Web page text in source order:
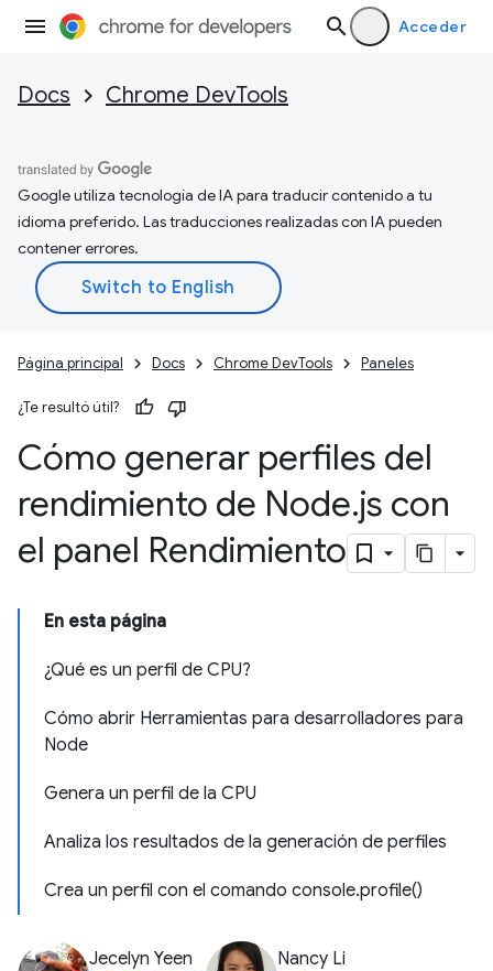
Acceder
Docs Chrome DevTools
Google utiliza tecnología de IA para traducir contenido a tu
idioma preferido. Las traducciones realizadas con IA pueden
contener errores.
Página principal Docs Chrome DevTools Paneles
¿Te resultó útil?
Cómo generar perfiles del
rendimiento de Node.js con
el panel Rendimiento
En esta página
¿Qué es un perfil de CPU?
Cómo abrir Herramientas para desarrolladores para
Node
Genera un perfil de la CPU
Analiza los resultados de la generación de perfiles
Crea un perfil con el comando console.profile()
Jecelyn Yeen Nancy Li